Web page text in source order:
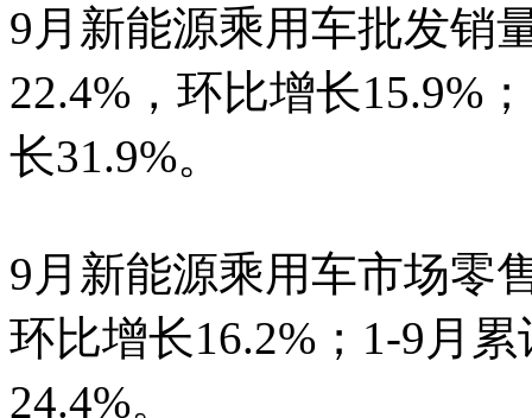
9月新能源乘用车批发销
22.4%，环比增长15.9%
长31.9%。
9月新能源乘用车市场零
环比增长16.2%；1-9月
24.4%。